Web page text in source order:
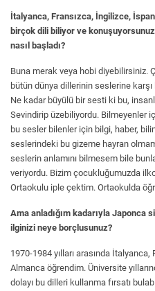
İtalyanca, Fransızca, İngilizce,
birçok dili biliyor ve
nasıl başladı?
Buna merak veya hobi diyebilirsiniz.
bütün dünya dillerinin seslerine
Ne kadar büyülü bir sesti ki bu,
Sevindirip üzebiliyordu. Bilmeyenler
bu sesler bilenler için bilgi, haber,
seslerindeki bu gizeme hayran
seslerin anlamını bilmesem bile
veriyordu. Bizim çocukluğumuzda
Ortaokulu iple çektim. Ortaokulda
Ama anladığım kadarıyla Japonca
ilginizi neye borçlusunuz?
1970-1984 yılları arasında
Almanca öğrendim. Üniversite
dolayı bu dilleri kullanma fırsatı